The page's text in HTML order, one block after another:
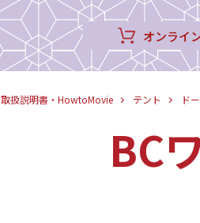
オンライ
取扱説明書・HowtoMovie テント ド
BC